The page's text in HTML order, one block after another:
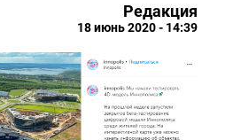
Редакция
18 июнь 2020 - 14:39